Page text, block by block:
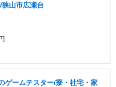
山市広瀬台
ゲームテスター/寮・社宅・家